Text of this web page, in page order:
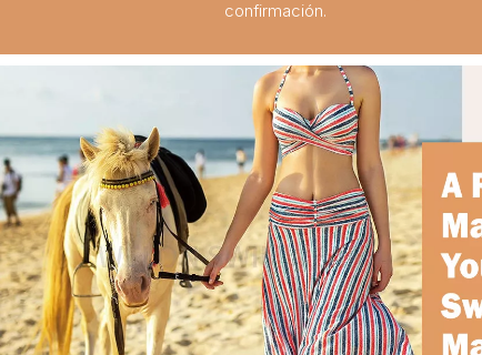
Sumérgete en el estilo: las mejores tendencias en trajes de baño para niños de la temporada
2024-02-19
Una guía completa de trajes de baño para niños: comodidad, estilo y seguridad para divertirse bajo el sol
2023-07-24
confirmación.